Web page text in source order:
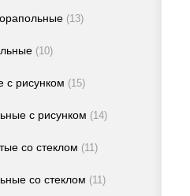
(13)
(10)
с рисунком (15)
с рисунком (14)
со стеклом (11)
со стеклом (11)